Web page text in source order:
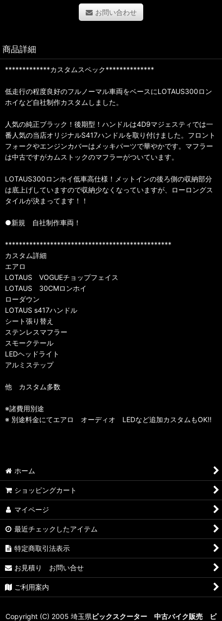
お問い合わせ
商品詳細
*************カスタムスペック**************
低走行の程度良好のフルノーマル車両をベースにLOTAUS300ロン
ホイなど自社制作カスタムしました。
人気の純正ブラック！後期型！ハンドルは4D9マジェスティでは一
番人気の当店オリジナルS417ハンドルを取り付けました。フロント
フォークやエンジンカバーはメッキパーツで華やかです。マフラー
は中古ですがカムストックのマフラーがついています。
LOTAUS300ロンホイ低車高仕様！メットインの後ろ側の収納部分
は底上げしていますので収納少なくなっていますが、ローロングス
タイルが決まってます！！
●新規 自社制作車両！
************************************************
カスタム詳細
エアロ
LOTAUS VOGUEチョップフェイス
LOTAUS 30CMロンホイ
ローダウン
LOTAUS s417ハンドル
シート張り替え
ステンレスマフラー
スモークテール
LEDヘッドライト
アルミステップ
他 カスタム多数
※諸費用別途
※ 別途料金にてエアロ オーディオ LEDなど追加カスタムもOK!!
ホーム
ショッピングカート
マイページ
最近チェックしたアイテム
特定商取引法表示
お見積り お問い合せ
ご利用案内
Copyright (C) 2005 埼玉県ビックスクーター 中古バイク販売 ビ